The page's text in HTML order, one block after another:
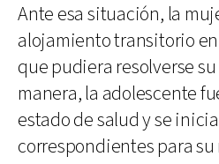
Ante esa situación, la
alojamiento transitorio
que pudiera resolverse
manera, la adolescente
estado de salud y se
correspondientes para